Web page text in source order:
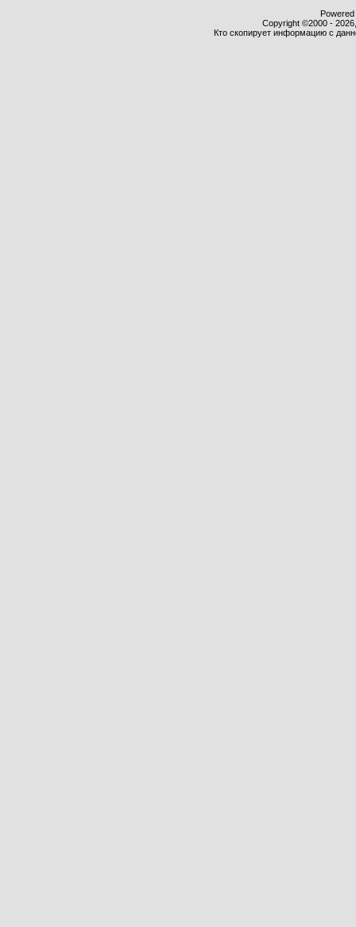
Copyright ©2000 -
Кто скопирует информацию с